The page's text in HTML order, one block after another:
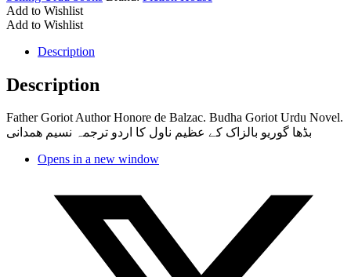
Add to Wishlist
Add to Wishlist
Description
Description
Father Goriot Author Honore de Balzac. Budha Goriot Urdu Novel.
بڈھا گوریو بالزاک کے عظیم ناول کا اردو ترجمہ نسیم ھمدانی
Opens in a new window